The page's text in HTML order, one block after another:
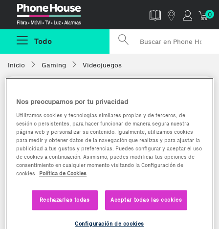
0
Todo
Inicio Gaming Videojuegos
Nos preocupamos por tu privacidad
Utilizamos cookies y tecnologías similares propias y de terceros, de
sesión o persistentes, para hacer funcionar de manera segura nuestra
página web y personalizar su contenido. Igualmente, utilizamos cookies
para medir y obtener datos de la navegación que realizas y para ajustar la
publicidad a tus gustos y preferencias. Puedes configurar y aceptar el uso
de cookies a continuación. Asimismo, puedes modificar tus opciones de
consentimiento en cualquier momento visitando la Configuración de
cookies
Política de Cookies
Rechazarlas todas Aceptar todas las cookies
Configuración de cookies